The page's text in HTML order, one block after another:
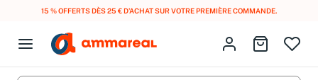
15 % OFFERTS DÈS 25 € D’ACHAT SUR VOTRE PREMIÈRE COMMANDE.
Open menu
Fermer le menu Identifiez-vous
Aller au